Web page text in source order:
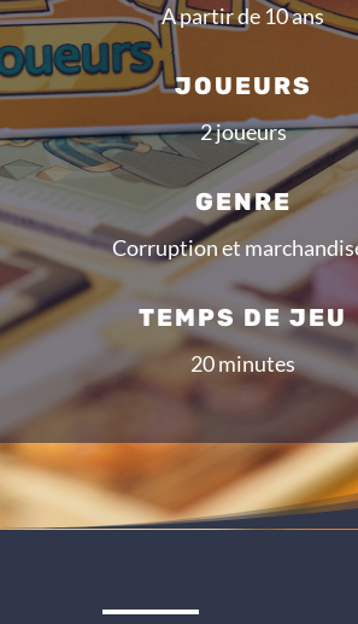
A partir de 10 ans
JOUEURS
2 joueurs
GENRE
Corruption et
TEMPS DE JEU
20 minutes